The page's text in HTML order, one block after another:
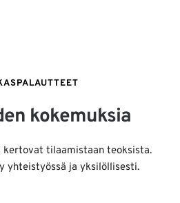
kokemuksia
kertovat tilaamistaan teoksista.
yhteistyössä ja yksilöllisesti.